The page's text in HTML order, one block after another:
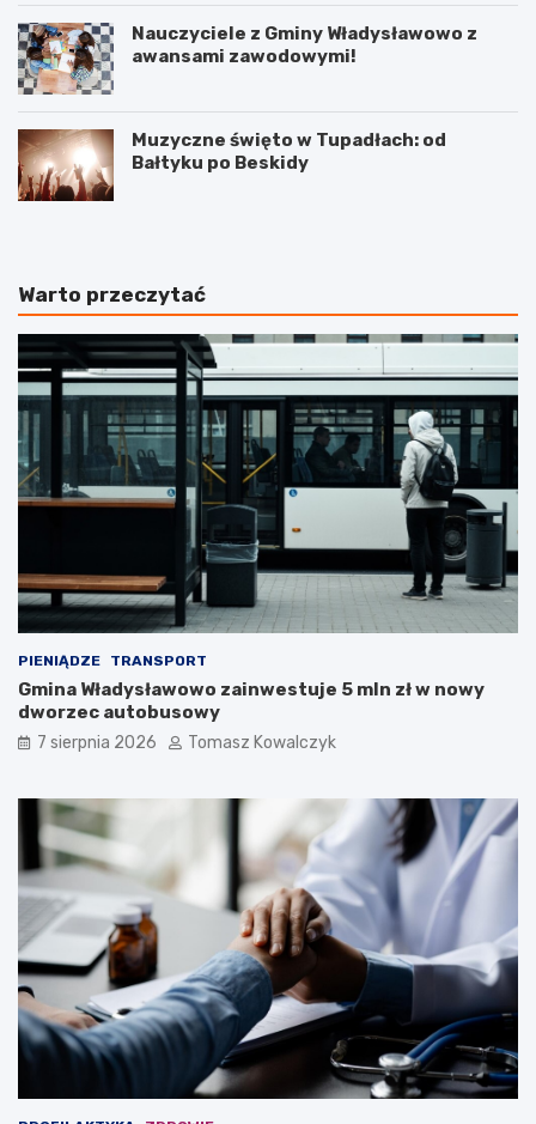
Nauczyciele z Gminy Władysławowo z
awansami zawodowymi!
Muzyczne święto w Tupadłach: od
Bałtyku po Beskidy
Warto przeczytać
PIENIĄDZE TRANSPORT
Gmina Władysławowo zainwestuje 5 mln zł w nowy
dworzec autobusowy
7 sierpnia 2026 Tomasz Kowalczyk